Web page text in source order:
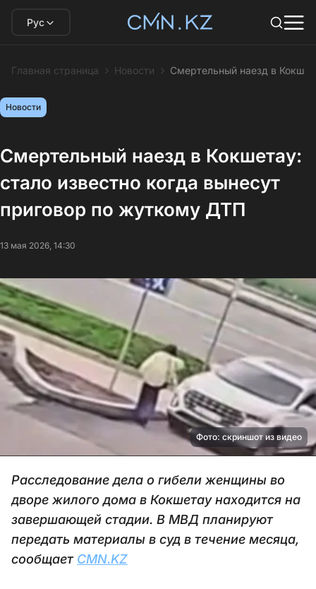
Рус
Главная страница Новости Смертельный наезд в
Новости
Смертельный наезд в Кокшетау:
стало известно когда вынесут
приговор по жуткому ДТП
13 мая 2026, 14:30
Фото: скриншот из видео
Расследование дела о гибели женщины во
дворе жилого дома в Кокшетау находится на
завершающей стадии. В МВД планируют
передать материалы в суд в течение месяца,
сообщает CMN.KZ